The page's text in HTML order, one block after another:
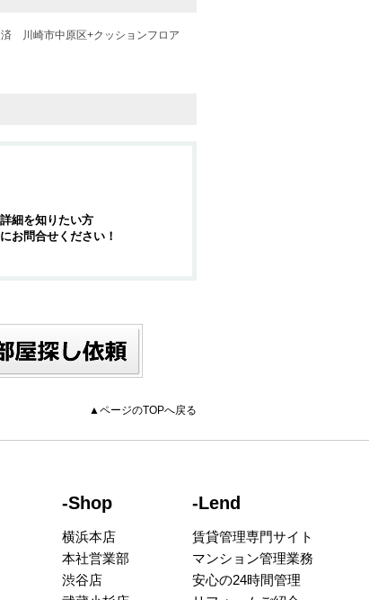
川崎市中原区+クッションフロア
細を知りたい方
お問合せください！
▲ページのTOPへ戻る
-Shop
横浜本店
本社営業部
渋谷店
-Lend
賃貸管理専門サイト
マンション管理業務
安心の24時間管理